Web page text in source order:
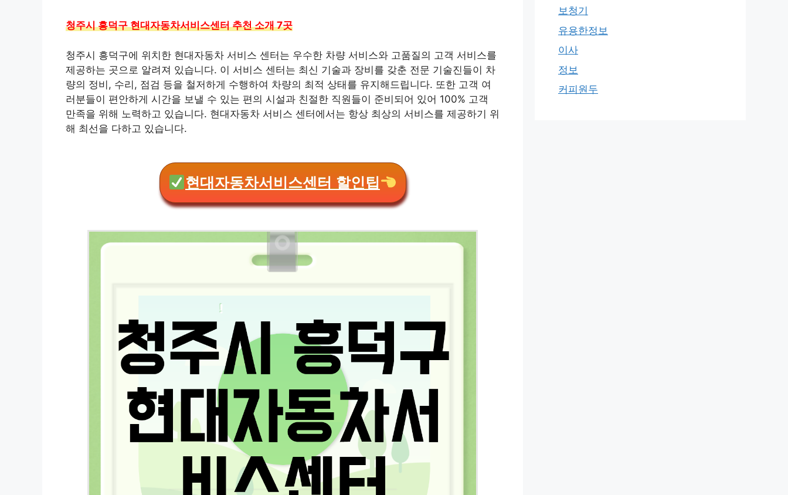
청주시 흥덕구 현대자동차서비스센터 추천 소개 7곳
청주시 흥덕구에 위치한 현대자동차 서비스 센터는 우수한 차량 서비스와 고품질의 고객 서비스를
제공하는 곳으로 알려져 있습니다. 이 서비스 센터는 최신 기술과 장비를 갖춘 전문 기술진들이 차
량의 정비, 수리, 점검 등을 철저하게 수행하여 차량의 최적 상태를 유지해드립니다. 또한 고객 여
러분들이 편안하게 시간을 보낼 수 있는 편의 시설과 친절한 직원들이 준비되어 있어 100% 고객
만족을 위해 노력하고 있습니다. 현대자동차 서비스 센터에서는 항상 최상의 서비스를 제공하기 위
해 최선을 다하고 있습니다.
현대자동차서비스센터 할인팁
보청기
유용한정보
이사
정보
커피원두